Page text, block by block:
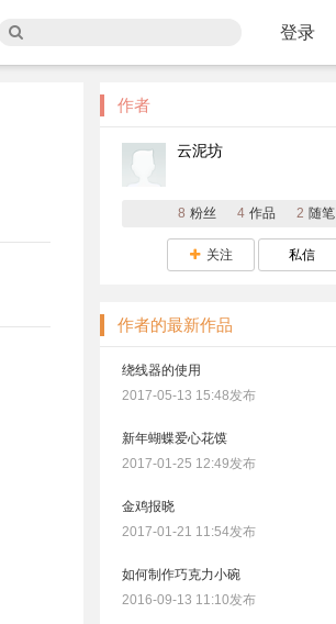
登录
作者
云泥坊
8 粉丝 4 作品 2 随笔
关注 私信
作者的最新作品
绕线器的使用
2017-05-13 15:48发布
新年蝴蝶爱心花馍
2017-01-25 12:49发布
金鸡报晓
2017-01-21 11:54发布
如何制作巧克力小碗
2016-09-13 11:10发布